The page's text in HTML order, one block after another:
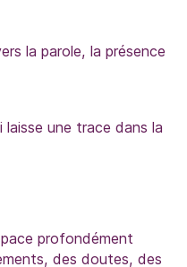
la parole, la présence
une trace dans la
profondément
des doutes, des